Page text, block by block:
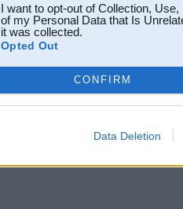
I want to opt-out of Collection,
of my Personal Data that Is
it was collected.
Opted Out
CONFIRM
Data Deletion